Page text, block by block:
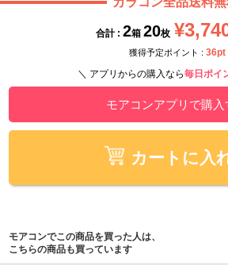
合計 : 2箱 20枚
獲得予定ポイント : 36pt
＼ アプリからの購入なら毎日ポイ
モアコンアプリで購入
カートに入
モアコンでこの商品を買った人は、
こちらの商品も買っています